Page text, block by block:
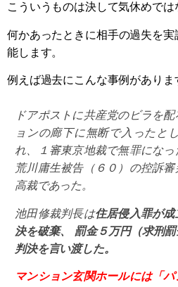
こういうものは決して気休めでは
何かあったときに相手の過失を
能します。
例えば過去にこんな事例がありま
ドアポストに共産党のビラを
ョンの廊下に無断で入ったと
れ、１審東京地裁で無罪になっ
荒川庸生被告（６０）の控訴
高裁であった。
池田修裁判長は住居侵入罪が
決を破棄、
罰金５万円（求刑
判決を言い渡した。
マンション玄関ホールには「